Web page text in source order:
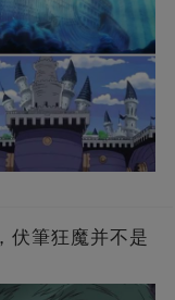
伏筆狂魔并不是